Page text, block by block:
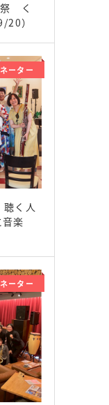
祭 く
20）
ーター
聴く人
楽
ーター